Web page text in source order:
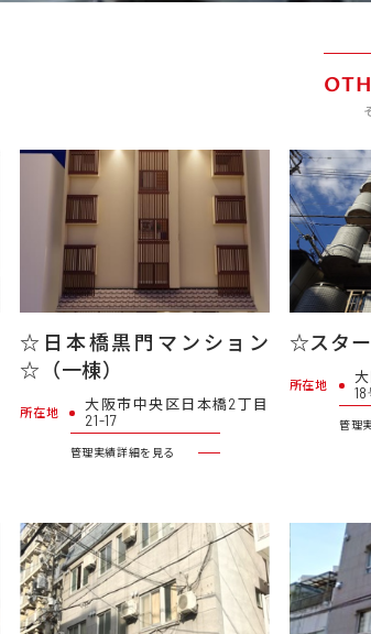
☆日本橋黒門マンション
☆（一棟）
所在地
大阪市中央区日本橋2丁目
21-17
管理実績詳細を見る
☆スター
所在地
管理